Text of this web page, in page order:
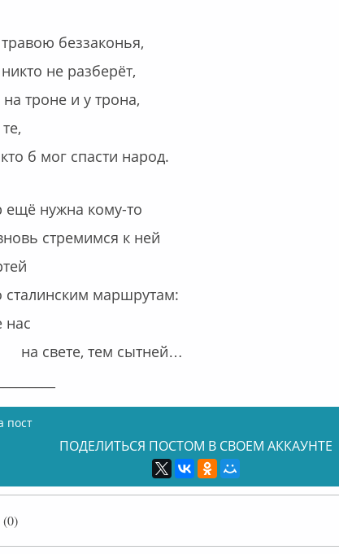
беззаконья,
не разберёт,
троне и у трона,
спасти народ.
ещё нужна кому-то
стремимся к ней
маршрутам:
тем сытней…
пост
ПОДЕЛИТЬСЯ ПОСТОМ В СВОЕМ АККАУНТЕ